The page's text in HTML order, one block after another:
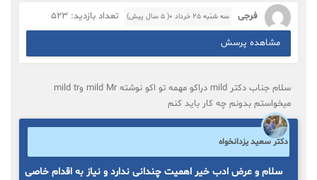
فرجی سه شنبه ۲۵ خرداد ۰( 5 سال پیش) تعداد بازدید: 523
مشاهده پرسش
سلام جناب دکتر mild دراکو مهمه تو اکو نوشته mild Mr وmild tr
میخواستم بدونم چه کار باید کنم
دکتر سعید یزدانخواه
سلام و عرض ادب خیر اهمیت چندانی ندارد و نیاز به اقدام خاصی